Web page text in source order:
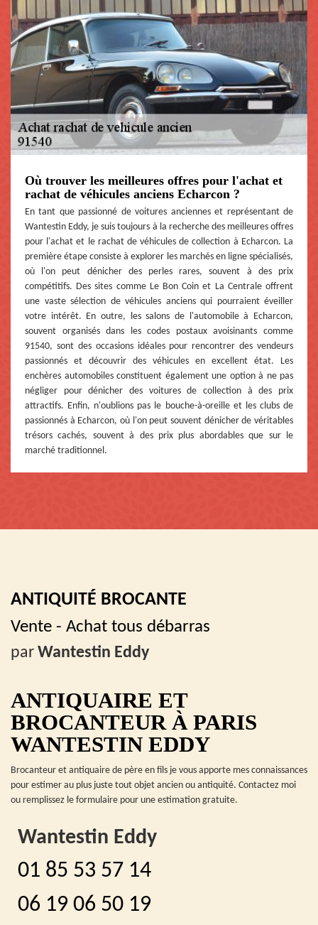
Où trouver les meilleures offres pour l'achat et
rachat de véhicules anciens Echarcon ?
En tant que passionné de voitures anciennes et représentant de
Wantestin Eddy, je suis toujours à la recherche des meilleures offres
pour l'achat et le rachat de véhicules de collection à Echarcon. La
première étape consiste à explorer les marchés en ligne spécialisés,
où l'on peut dénicher des perles rares, souvent à des prix
compétitifs. Des sites comme Le Bon Coin et La Centrale offrent
une vaste sélection de véhicules anciens qui pourraient éveiller
votre intérêt. En outre, les salons de l'automobile à Echarcon,
souvent organisés dans les codes postaux avoisinants comme
91540, sont des occasions idéales pour rencontrer des vendeurs
passionnés et découvrir des véhicules en excellent état. Les
enchères automobiles constituent également une option à ne pas
négliger pour dénicher des voitures de collection à des prix
attractifs. Enfin, n'oublions pas le bouche-à-oreille et les clubs de
passionnés à Echarcon, où l'on peut souvent dénicher de véritables
trésors cachés, souvent à des prix plus abordables que sur le
marché traditionnel.
ANTIQUITÉ BROCANTE
Vente - Achat tous débarras
par Wantestin Eddy
ANTIQUAIRE ET
BROCANTEUR À PARIS
WANTESTIN EDDY
Brocanteur et antiquaire de père en fils je vous apporte mes connaissances
pour estimer au plus juste tout objet ancien ou antiquité. Contactez moi
ou remplissez le formulaire pour une estimation gratuite.
Wantestin Eddy
01 85 53 57 14
06 19 06 50 19